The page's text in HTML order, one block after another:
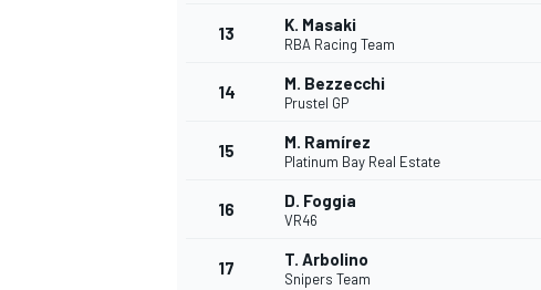
13 K. Masaki
RBA Racing Team
14 M. Bezzecchi
Prustel GP
15 M. Ramírez
Platinum Bay Real Estate
16 D. Foggia
VR46
17 T. Arbolino
Snipers Team